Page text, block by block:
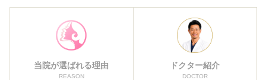
当院が選ばれる理由
REASON
ドクター紹介
DOCTOR